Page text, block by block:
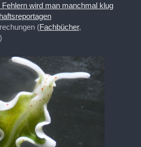
Fehlern wird man manchmal klug
(Fachbücher,
)